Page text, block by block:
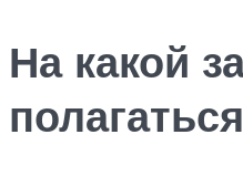
На какой